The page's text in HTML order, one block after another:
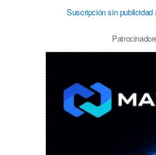
Suscripción sin publicidad